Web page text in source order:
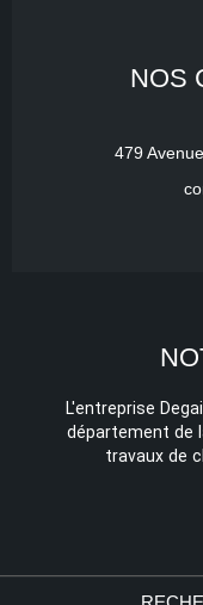
NOS
479
L'entreprise
département de
travaux de